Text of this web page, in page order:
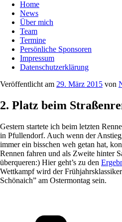
Home
News
Über mich
Team
Termine
Persönliche Sponsoren
Impressum
Datenschutzerklärung
Veröffentlicht am 29. März 2015 von
2. Platz beim
Gestern startete ich beim letzten
in Pfullendorf. Auch wenn der
immer ein bisschen weh getan hat,
Rennen fahren und als Zweite hinter
überqueren:) Hier geht’s zu den
Wettkampf wird der
Schönaich” am Ostermontag sein.